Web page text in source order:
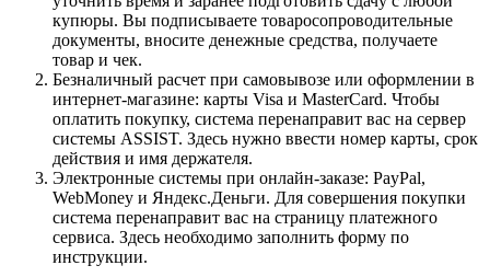
купюры. Вы подписываете товаросопроводительные
документы, вносите денежные средства, получаете
товар и чек.
Безналичный расчет при самовывозе или оформлении в
интернет-магазине: карты Visa и MasterCard. Чтобы
оплатить покупку, система перенаправит вас на сервер
системы ASSIST. Здесь нужно ввести номер карты, срок
действия и имя держателя.
Электронные системы при онлайн-заказе: PayPal,
WebMoney и Яндекс.Деньги. Для совершения покупки
система перенаправит вас на страницу платежного
сервиса. Здесь необходимо заполнить форму по
инструкции.